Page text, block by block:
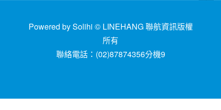
Powered by Solihi © LINEHANG聯航資訊版權
所有
聯絡電話：(02)87874356分機9